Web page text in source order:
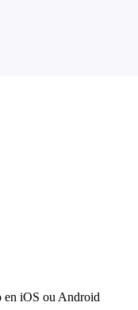
en iOS ou Android